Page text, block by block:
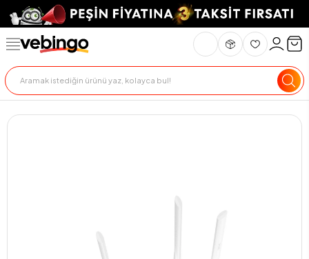
Genel Bakış Ürün Açıklaması Teknik Özellikler Teslimat Ve İade